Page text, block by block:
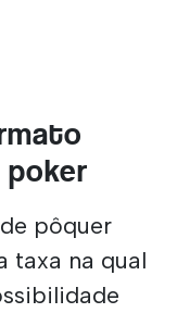
pôquer
taxa na qual